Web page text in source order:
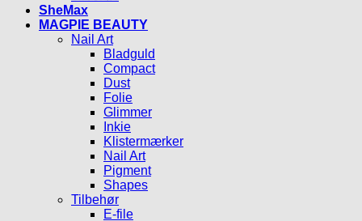
SheMax
MAGPIE BEAUTY
Nail Art
Bladguld
Compact
Dust
Folie
Glimmer
Inkie
Klistermærker
Nail Art
Pigment
Shapes
Tilbehør
E-file